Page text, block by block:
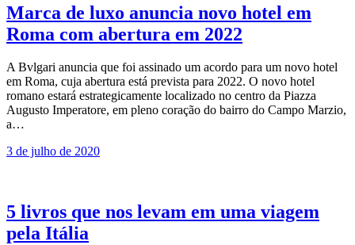
Marca de luxo anuncia novo hotel em
Roma com abertura em 2022
A Bvlgari anuncia que foi assinado um acordo para um novo hotel
em Roma, cuja abertura está prevista para 2022. O novo hotel
romano estará estrategicamente localizado no centro da Piazza
Augusto Imperatore, em pleno coração do bairro do Campo Marzio,
a…
3 de julho de 2020
5 livros que nos levam em uma viagem
pela Itália